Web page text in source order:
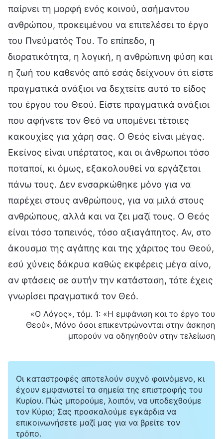
παίρνει τη μορφή ενός κοινού, ασήμαντου
ανθρώπου, προκειμένου να επιτελέσει το έργο
του Πνεύματός Του. Το επίπεδο, η
διορατικότητα, η λογική, η ανθρώπινη φύση και
η ζωή του καθενός από εσάς δείχνουν ότι είστε
πραγματικά ανάξιοι να δεχτείτε αυτό το είδος
του έργου του Θεού. Είστε πραγματικά ανάξιοι
που αφήνετε τον Θεό να υπομένει τέτοιες
κακουχίες για χάρη σας. Ο Θεός είναι μέγας.
Εκείνος είναι υπέρτατος, και οι άνθρωποι τόσο
ποταποί, κι όμως, εξακολουθεί να εργάζεται
πάνω τους. Δεν ενσαρκώθηκε μόνο για να
παρέχει στους ανθρώπους, για να μιλά στους
ανθρώπους, αλλά και να ζει μαζί τους. Ο Θεός
είναι τόσο ταπεινός, τόσο αξιαγάπητος. Αν, στο
άκουσμα της αγάπης και της χάριτος του Θεού,
εσύ χύνεις δάκρυα καθώς εκφέρεις μέγα αίνο,
αν φτάσεις σε αυτήν την κατάσταση, τότε έχεις
γνωρίσει πραγματικά τον Θεό.
«Ο Λόγος», τόμ. 1: «Η εμφάνιση και το έργο του
Θεού», Μόνο όσοι επικεντρώνονται στην άσκηση
μπορούν να οδηγηθούν στην τελείωση
Οι καταστροφές αποτελούν συχνό φαινόμενο, κι
έχουν εμφανιστεί τα σημεία της επιστροφής του
Κυρίου. Πώς μπορούμε, λοιπόν, να υποδεχθούμε
τον Κύριο; Σας προσκαλούμε εγκάρδια να
επικοινωνήσετε μαζί μας για να βρείτε τον
τρόπο.